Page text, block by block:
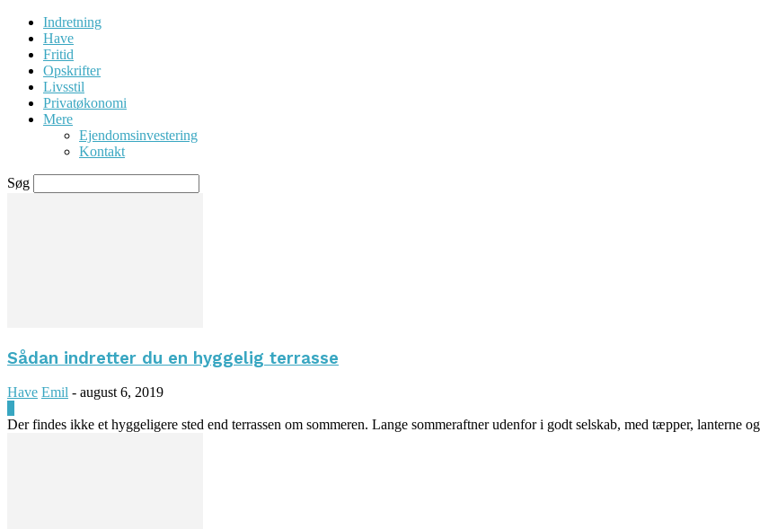
Indretning
Have
Fritid
Opskrifter
Livsstil
Privatøkonomi
Mere
Ejendomsinvestering
Kontakt
Søg
Sådan indretter du en hyggelig terrasse
Have Emil - august 6, 2019
Der findes ikke et hyggeligere sted end terrassen om sommeren. Lange sommeraftner udenfor i godt selskab, med tæpper, lanterne